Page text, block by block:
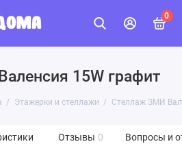
0
15W графит
Этажерки и стеллажи Стеллаж ЗМИ
Отзывы 0 Вопросы и